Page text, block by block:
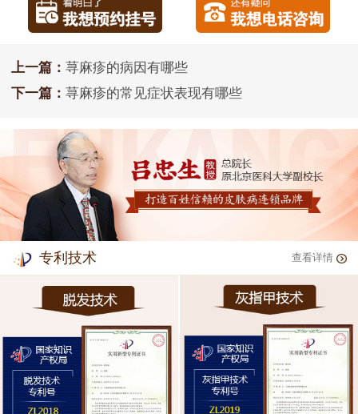
上一篇： 荨麻疹的病因有哪些
下一篇： 荨麻疹的常见症状表现有哪些
专利技术 查看详情